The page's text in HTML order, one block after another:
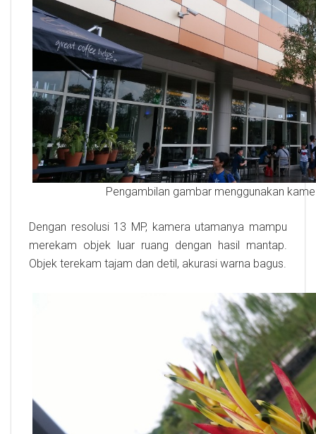
Pengambilan gambar menggunakan
Dengan resolusi 13 MP, kamera utamanya mampu
merekam objek luar ruang dengan hasil mantap.
Objek terekam tajam dan detil, akurasi warna bagus.